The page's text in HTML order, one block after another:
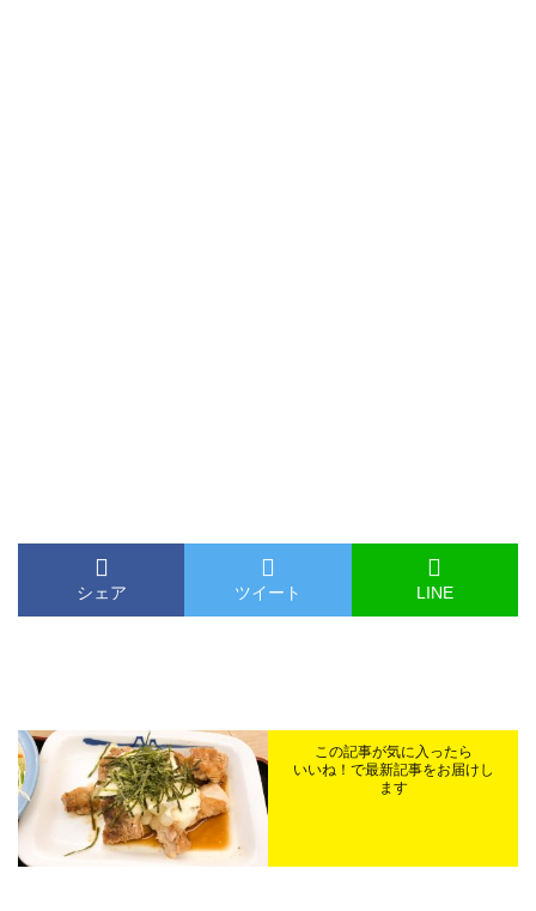
シェア ツイート LINE
この記事が気に入ったら
いいね！で最新記事をお届けし
ます